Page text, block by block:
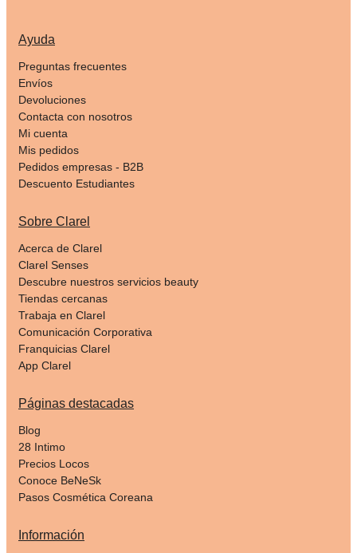
Ayuda
Preguntas frecuentes
Envíos
Devoluciones
Contacta con nosotros
Mi cuenta
Mis pedidos
Pedidos empresas - B2B
Descuento Estudiantes
Sobre Clarel
Acerca de Clarel
Clarel Senses
Descubre nuestros servicios beauty
Tiendas cercanas
Trabaja en Clarel
Comunicación Corporativa
Franquicias Clarel
App Clarel
Páginas destacadas
Blog
28 Intimo
Precios Locos
Conoce BeNeSk
Pasos Cosmética Coreana
Información